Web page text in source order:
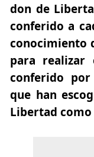
don de
conferido a
conocimiento
para realizar
conferido
que han
Libertad como